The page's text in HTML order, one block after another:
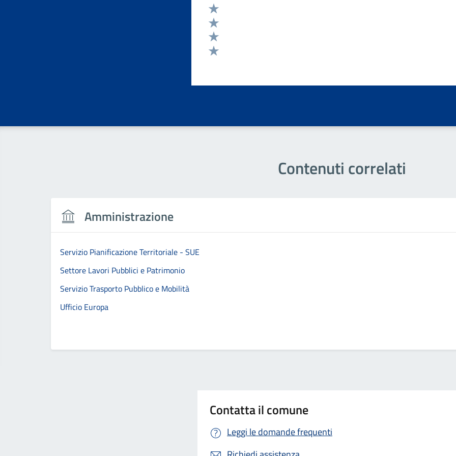
Valuta 5 stelle su 5
Valuta 4 stelle su 5
Valuta 3 stelle su 5
Valuta 2 stelle su 5
Contenuti correlati
Amministrazione
Servizio Pianificazione Territoriale - SUE
Settore Lavori Pubblici e Patrimonio
Servizio Trasporto Pubblico e Mobilità
Ufficio Europa
Contatta il comune
Leggi le domande frequenti